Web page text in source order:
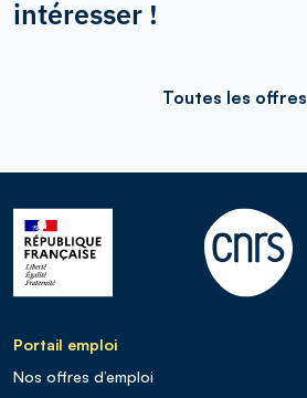
intéresser !
Toutes les offres
Portail emploi
Nos offres d’emploi